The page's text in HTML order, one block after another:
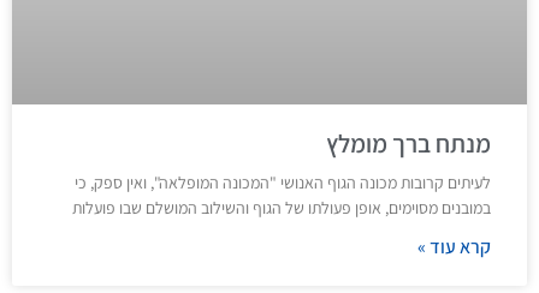
מנתח ברך מומלץ
לעיתים קרובות מכונה הגוף האנושי "המכונה המופלאה", ואין ספק, כי
במובנים מסוימים, אופן פעולתו של הגוף והשילוב המושלם שבו פועלות
קרא עוד »